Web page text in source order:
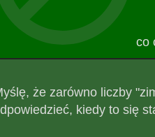
co
że zarówno liczby
kiedy to się